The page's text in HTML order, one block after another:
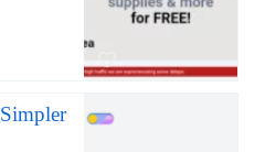
Simpler